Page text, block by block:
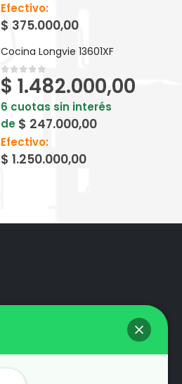
Efectivo:
$ 375.000,00
Cocina Longvie 13601XF
0out of 5
$ 1.482.000,00
6 cuotas sin interés
de $ 247.000,00
Efectivo:
$ 1.250.000,00